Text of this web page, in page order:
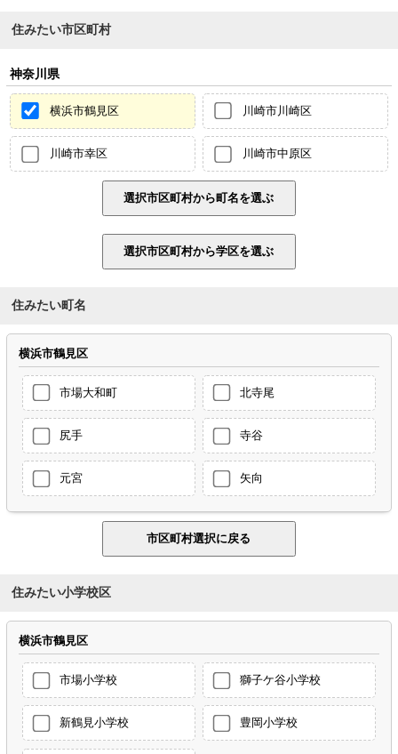
住みたい市区町村
神奈川県
横浜市鶴見区 川崎市川崎区
川崎市幸区 川崎市中原区
住みたい町名
横浜市鶴見区
市場大和町 北寺尾
尻手 寺谷
元宮 矢向
住みたい小学校区
横浜市鶴見区
市場小学校 獅子ケ谷小学校
新鶴見小学校 豊岡小学校